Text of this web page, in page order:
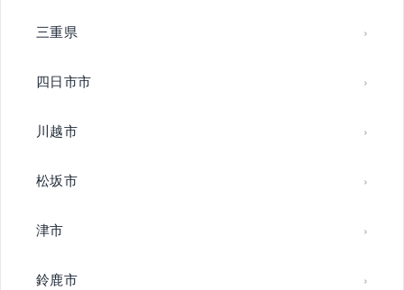
三重県
四日市市
川越市
松坂市
津市
鈴鹿市